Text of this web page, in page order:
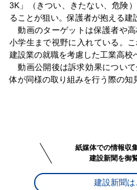
3K」（きつい、きたない、危険
ることが狙い。保護者が抱える建
動画のターゲットは保護者や
小学生まで視野に入れている。
建設業の就職を考慮した工業高校
動画公開後は訴求効果につい
体が同様の取り組みを行う際の知
紙媒体での情報収
建設新聞を御
建設新聞は